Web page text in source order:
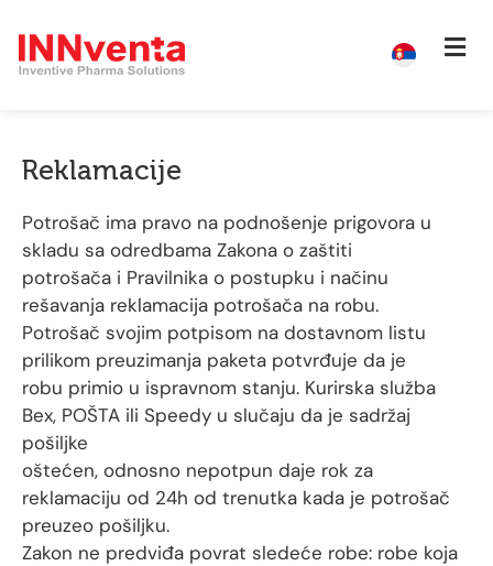
Reklamacije
Potrošač ima pravo na podnošenje prigovora u
skladu sa odredbama Zakona o zaštiti
potrošača i Pravilnika o postupku i načinu
rešavanja reklamacija potrošača na robu.
Potrošač svojim potpisom na dostavnom listu
prilikom preuzimanja paketa potvrđuje da je
robu primio u ispravnom stanju. Kurirska služba
Bex, POŠTA ili Speedy u slučaju da je sadržaj
pošiljke
oštećen, odnosno nepotpun daje rok za
reklamaciju od 24h od trenutka kada je potrošač
preuzeo pošiljku.
Zakon ne predviđa povrat sledeće robe: robe koja